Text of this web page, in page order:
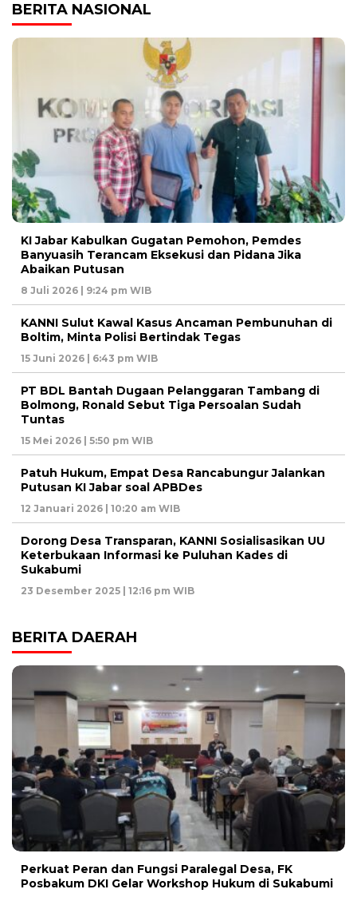
BERITA NASIONAL
KI Jabar Kabulkan Gugatan Pemohon, Pemdes
Banyuasih Terancam Eksekusi dan Pidana Jika
Abaikan Putusan
8 Juli 2026 | 9:24 pm WIB
KANNI Sulut Kawal Kasus Ancaman Pembunuhan di
Boltim, Minta Polisi Bertindak Tegas
15 Juni 2026 | 6:43 pm WIB
PT BDL Bantah Dugaan Pelanggaran Tambang di
Bolmong, Ronald Sebut Tiga Persoalan Sudah
Tuntas
15 Mei 2026 | 5:50 pm WIB
Patuh Hukum, Empat Desa Rancabungur Jalankan
Putusan KI Jabar soal APBDes
12 Januari 2026 | 10:20 am WIB
Dorong Desa Transparan, KANNI Sosialisasikan UU
Keterbukaan Informasi ke Puluhan Kades di
Sukabumi
23 Desember 2025 | 12:16 pm WIB
BERITA DAERAH
Perkuat Peran dan Fungsi Paralegal Desa, FK
Posbakum DKI Gelar Workshop Hukum di Sukabumi